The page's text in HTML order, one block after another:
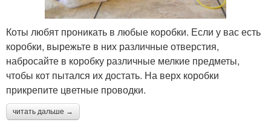
Коты любят проникать в любые коробки. Если у вас есть
коробки, вырежьте в них различные отверстия,
набросайте в коробку различные мелкие предметы,
чтобы кот пытался их достать. На верх коробки
прикрепите цветные проводки.
читать дальше →